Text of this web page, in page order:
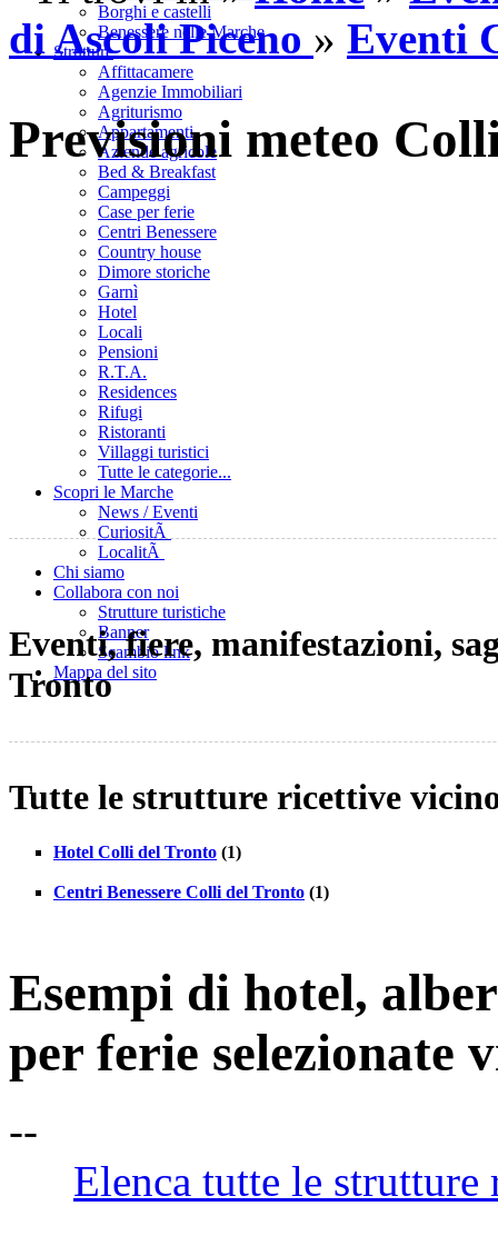
Borghi e castelli
Benessere nelle Marche
Strutture
Affittacamere
Agenzie Immobiliari
Agriturismo
Appartamenti
Aziende agricole
Bed & Breakfast
Campeggi
Case per ferie
Centri Benessere
Country house
Dimore storiche
Garnì
Hotel
Locali
Pensioni
R.T.A.
Residences
Rifugi
Ristoranti
Villaggi turistici
Tutte le categorie...
Scopri le Marche
News / Eventi
CuriositÃ
LocalitÃ
Chi siamo
Collabora con noi
Strutture turistiche
Banner
Scambio link
Mappa del sito
di Ascoli Piceno » Eventi
Previsioni meteo
Eventi, fiere, manifestazioni,
Tronto
Tutte le strutture ricettive
Hotel Colli del Tronto (1)
Centri Benessere Colli del Tronto (1)
Esempi di hotel,
per ferie selezionate
--
Elenca tutte le